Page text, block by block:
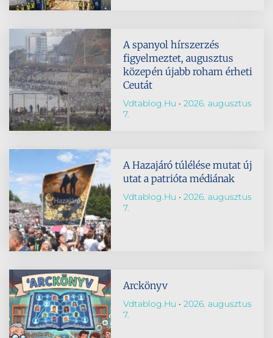
A spanyol hírszerzés
figyelmeztet, augusztus
közepén újabb roham érheti
Ceutát
Vdtablog.hu
2026. augusztus
7.
A Hazajáró túlélése mutat új
utat a patrióta médiának
Vdtablog.hu
2026. augusztus
7.
Arckönyv
Vdtablog.hu
2026. augusztus
7.